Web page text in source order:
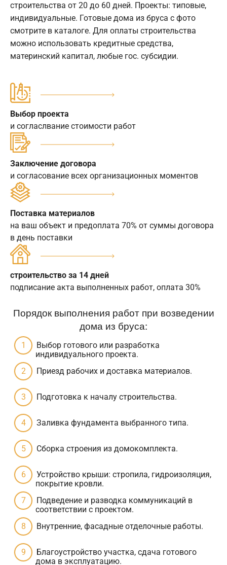
строительства от 20 до 60 дней. Проекты: типовые,
индивидуальные. Готовые дома из бруса с фото
смотрите в каталоге. Для оплаты строительства
можно использовать кредитные средства,
материнский капитал, любые гос. субсидии.
Выбор проекта
и согласлвание стоимости работ
Заключение договора
и согласование всех организационных моментов
Поставка материалов
на ваш объект и предоплата 70% от суммы договора
в день поставки
строительство за 14 дней
подписание акта выполненных работ, оплата 30%
Порядок выполнения работ при возведении
дома из бруса:
Выбор готового или разработка
индивидуального проекта.
Приезд рабочих и доставка материалов.
Подготовка к началу строительства.
Заливка фундамента выбранного типа.
Сборка строения из домокомплекта.
Устройство крыши: стропила, гидроизоляция,
покрытие кровли.
Подведение и разводка коммуникаций в
соответствии с проектом.
Внутренние, фасадные отделочные работы.
Благоустройство участка, сдача готового
дома в эксплуатацию.